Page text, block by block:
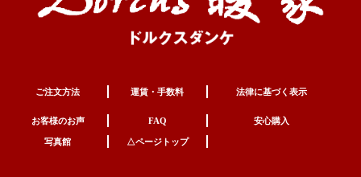
ご注文方法 運賃・手数料 法律に基づく表示
お客様のお声 FAQ 安心購入
写真館 △ページトップ